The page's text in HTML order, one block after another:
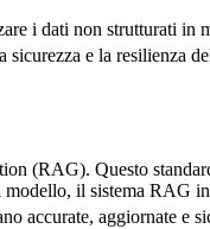
i dati non strutturati
sicurezza e la resilienza
(RAG). Questo
il sistema RAG
accurate, aggiornate e